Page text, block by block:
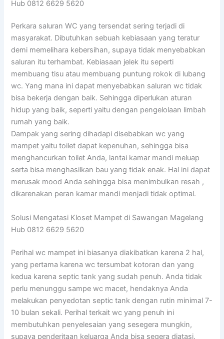
Hub 0812 6629 5620
Perkara saluran WC yang tersendat sering terjadi di
masyarakat. Dibutuhkan sebuah kebiasaan yang teratur
demi memelihara kebersihan, supaya tidak menyebabkan
saluran itu terhambat. Kebiasaan jelek itu seperti
membuang tisu atau membuang puntung rokok di lubang
wc. Yang mana ini dapat menyebabkan saluran wc tidak
bisa bekerja dengan baik. Sehingga diperlukan aturan
hidup yang baik, seperti yaitu dengan pengelolaan limbah
rumah yang baik.
Dampak yang sering dihadapi disebabkan wc yang
mampet yaitu toilet dapat kepenuhan, sehingga bisa
menghancurkan toilet Anda, lantai kamar mandi meluap
serta bisa menghasilkan bau yang tidak enak. Hal ini dapat
merusak mood Anda sehingga bisa menimbulkan resah ,
dikarenakan peran kamar mandi menjadi tidak optimal.
Solusi Mengatasi Kloset Mampet di Sawangan Magelang
Hub 0812 6629 5620
Perihal wc mampet ini biasanya diakibatkan karena 2 hal,
yang pertama karena wc tersumbat kotoran dan yang
kedua karena septic tank yang sudah penuh. Anda tidak
perlu menunggu sampe wc macet, hendaknya Anda
melakukan penyedotan septic tank dengan rutin minimal 7-
10 bulan sekali. Perihal terkait wc yang penuh ini
membutuhkan penyelesaian yang sesegera mungkin,
supaya penderitaan keluarga Anda bisa segera diatasi.